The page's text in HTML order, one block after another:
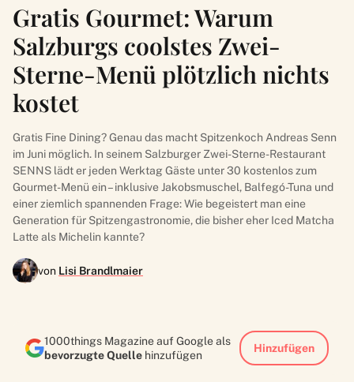
Gratis Gourmet: Warum
Salzburgs coolstes Zwei-
Sterne-Menü plötzlich nichts
kostet
Gratis Fine Dining? Genau das macht Spitzenkoch Andreas Senn
im Juni möglich. In seinem Salzburger Zwei-Sterne-Restaurant
SENNS lädt er jeden Werktag Gäste unter 30 kostenlos zum
Gourmet-Menü ein – inklusive Jakobsmuschel, Balfegó-Tuna und
einer ziemlich spannenden Frage: Wie begeistert man eine
Generation für Spitzengastronomie, die bisher eher Iced Matcha
Latte als Michelin kannte?
von Lisi Brandlmaier
1000things Magazine auf Google als
bevorzugte Quelle hinzufügen
Hinzufügen